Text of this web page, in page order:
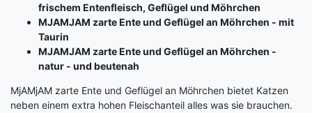
frischem Entenfleisch, Geflügel und Möhrchen
MJAMJAM zarte Ente und Geflügel an Möhrchen - mit
Taurin
MJAMJAM zarte Ente und Geflügel an Möhrchen -
natur - und beutenah
MjAMjAM zarte Ente und Geflügel an Möhrchen bietet Katzen
neben einem extra hohen Fleischanteil alles was sie brauchen.